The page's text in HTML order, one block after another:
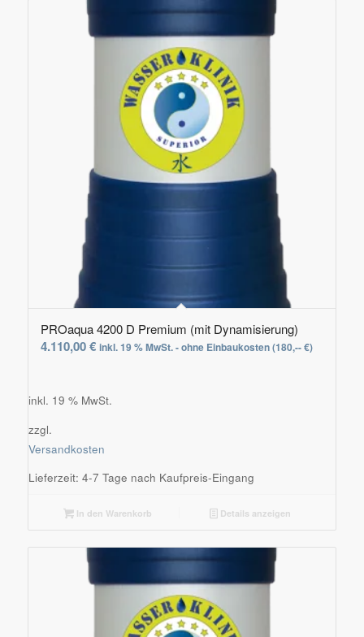
PROaqua 4200 D Premium (mit Dynamisierung)
4.110,00€ inkl. 19 % MwSt. - ohne Einbaukosten (180,-- €)
inkl. 19 % MwSt.
zzgl.
Versandkosten
Lieferzeit: 4-7 Tage nach Kaufpreis-Eingang
In den Warenkorb Details anzeigen